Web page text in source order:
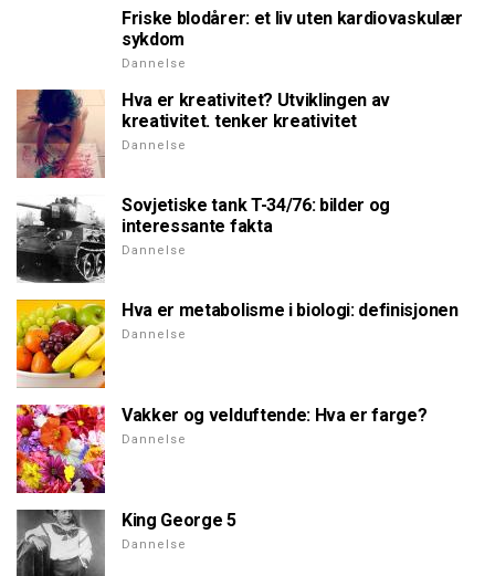
Friske blodårer: et liv uten kardiovaskulær
sykdom
Dannelse
Hva er kreativitet? Utviklingen av
kreativitet. tenker kreativitet
Dannelse
Sovjetiske tank T-34/76: bilder og
interessante fakta
Dannelse
Hva er metabolisme i biologi: definisjonen
Dannelse
Vakker og velduftende: Hva er farge?
Dannelse
King George 5
Dannelse